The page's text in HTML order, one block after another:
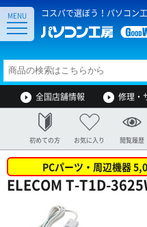
コスパで選ぼう！パソコン
MENU
全国店舗情報 修理・
初めての方 お気に入り 閲覧履歴
PCパーツ・周辺機器
ELECOM T-T1D-